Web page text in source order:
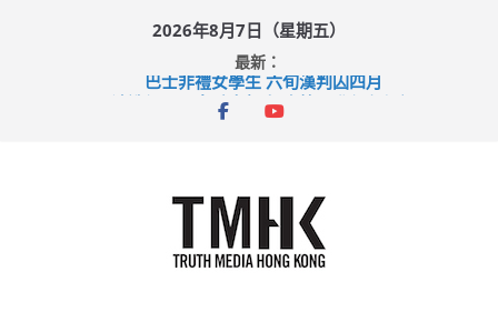
2026年8月7日（星期五）
最新：
巴士非禮女學生 六旬漢判囚四月
涉造假公屋富戶申報表 倉管員准保釋候訊